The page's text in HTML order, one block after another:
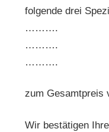
folgende drei
……….
……….
……….
zum Gesamtpreis
Wir bestätigen